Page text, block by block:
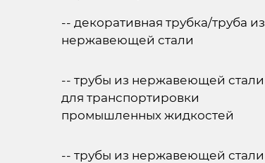
-- декоративная трубка/труба из
нержавеющей стали
-- трубы из нержавеющей стали
для транспортировки
промышленных жидкостей
-- трубы из нержавеющей стали